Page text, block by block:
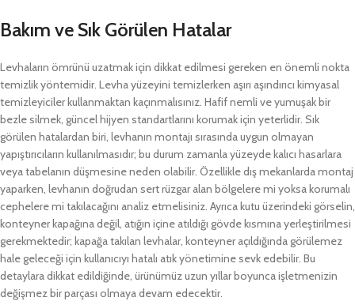
Bakım ve Sık Görülen Hatalar
Levhaların ömrünü uzatmak için dikkat edilmesi gereken en önemli nokta
temizlik yöntemidir. Levha yüzeyini temizlerken aşırı aşındırıcı kimyasal
temizleyiciler kullanmaktan kaçınmalısınız. Hafif nemli ve yumuşak bir
bezle silmek, güncel hijyen standartlarını korumak için yeterlidir. Sık
görülen hatalardan biri, levhanın montajı sırasında uygun olmayan
yapıştırıcıların kullanılmasıdır; bu durum zamanla yüzeyde kalıcı hasarlara
veya tabelanın düşmesine neden olabilir. Özellikle dış mekanlarda montaj
yaparken, levhanın doğrudan sert rüzgar alan bölgelere mi yoksa korumalı
cephelere mi takılacağını analiz etmelisiniz. Ayrıca kutu üzerindeki görselin,
konteyner kapağına değil, atığın içine atıldığı gövde kısmına yerleştirilmesi
gerekmektedir; kapağa takılan levhalar, konteyner açıldığında görülemez
hale geleceği için kullanıcıyı hatalı atık yönetimine sevk edebilir. Bu
detaylara dikkat edildiğinde, ürünümüz uzun yıllar boyunca işletmenizin
değişmez bir parçası olmaya devam edecektir.